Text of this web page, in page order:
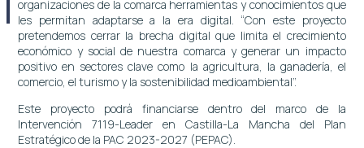
organizaciones de la comarca herramientas y conocimientos que
les permitan adaptarse a la era digital. “Con este proyecto
pretendemos cerrar la brecha digital que limita el crecimiento
económico y social de nuestra comarca y generar un impacto
positivo en sectores clave como la agricultura, la ganadería, el
comercio, el turismo y la sostenibilidad medioambiental”.
Este proyecto podrá financiarse dentro del marco de la
Intervención 7119-Leader en Castilla-La Mancha del Plan
Estratégico de la PAC 2023-2027 (PEPAC).